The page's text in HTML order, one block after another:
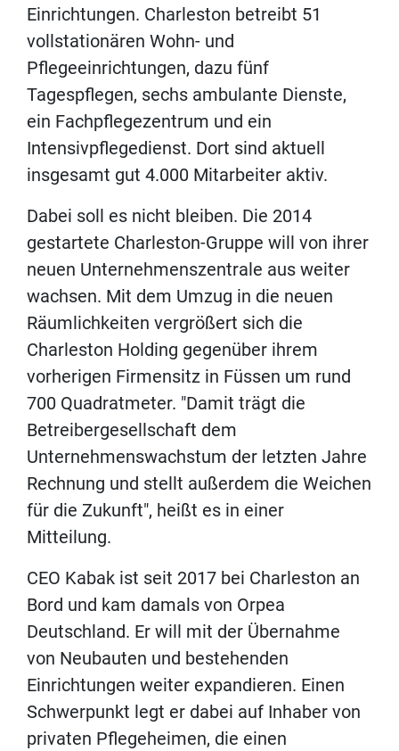
Einrichtungen. Charleston betreibt 51
vollstationären Wohn- und
Pflegeeinrichtungen, dazu fünf
Tagespflegen, sechs ambulante Dienste,
ein Fachpflegezentrum und ein
Intensivpflegedienst. Dort sind aktuell
insgesamt gut 4.000 Mitarbeiter aktiv.
Dabei soll es nicht bleiben. Die 2014
gestartete Charleston-Gruppe will von ihrer
neuen Unternehmenszentrale aus weiter
wachsen. Mit dem Umzug in die neuen
Räumlichkeiten vergrößert sich die
Charleston Holding gegenüber ihrem
vorherigen Firmensitz in Füssen um rund
700 Quadratmeter. "Damit trägt die
Betreibergesellschaft dem
Unternehmenswachstum der letzten Jahre
Rechnung und stellt außerdem die Weichen
für die Zukunft", heißt es in einer
Mitteilung.
CEO Kabak ist seit 2017 bei Charleston an
Bord und kam damals von Orpea
Deutschland. Er will mit der Übernahme
von Neubauten und bestehenden
Einrichtungen weiter expandieren. Einen
Schwerpunkt legt er dabei auf Inhaber von
privaten Pflegeheimen, die einen